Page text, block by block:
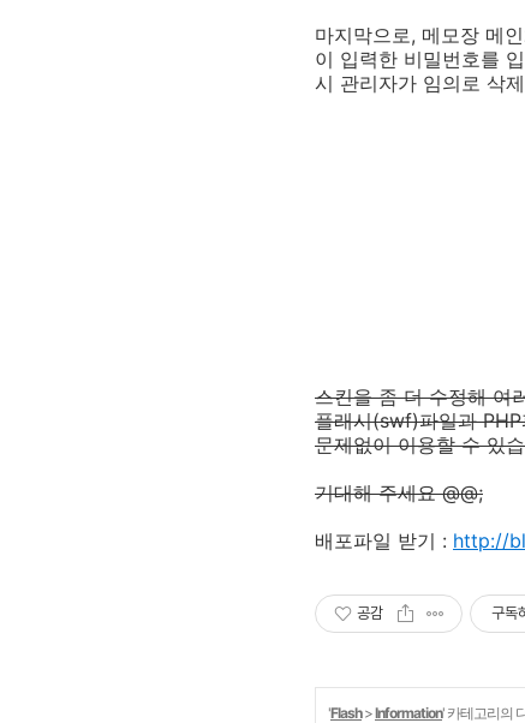
마지막으로, 메모장 메
이 입력한 비밀번호를
시 관리자가 임의로 삭
스킨을 좀 더 수정해 여
플래시(swf)파일과
문제없이 이용할 수 있
기대해 주세요 @@;
배포파일 받기 : http://
공감 구독
'Flash>Information' 카테고리의